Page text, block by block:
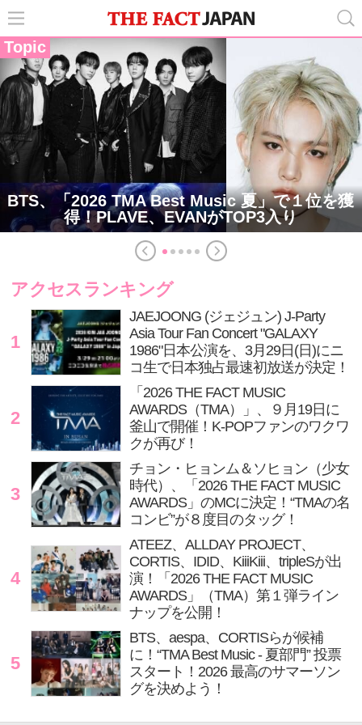
Topic
BTS、「2026 TMA Best Music 夏」で１位を獲
得！PLAVE、EVANがTOP3入り
アクセスランキング
1
JAEJOONG (ジェジュン) J-Party
Asia Tour Fan Concert "GALAXY
1986"日本公演を、3月29日(日)にニ
コ生で日本独占最速初放送が決定！
2
「2026 THE FACT MUSIC
AWARDS（TMA）」、９月19日に
釜山で開催！K-POPファンのワクワ
クが再び！
3
チョン・ヒョンム＆ソヒョン（少女
時代）、「2026 THE FACT MUSIC
AWARDS」のMCに決定！“TMAの名
コンビ”が８度目のタッグ！
4
ATEEZ、ALLDAY PROJECT、
CORTIS、IDID、KiiiKiii、tripleSが出
演！「2026 THE FACT MUSIC
AWARDS」（TMA）第１弾ライン
ナップを公開！
5
BTS、aespa、CORTISらが候補
に！“TMA Best Music - 夏部門” 投票
スタート！2026 最高のサマーソン
グを決めよう！